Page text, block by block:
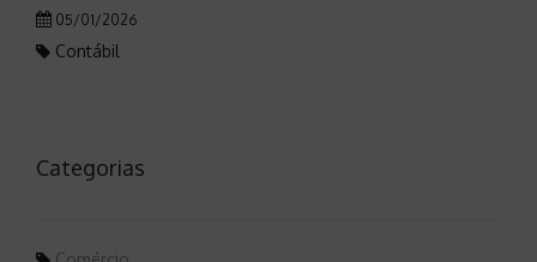
05/01/2026
Contábil
Categorias